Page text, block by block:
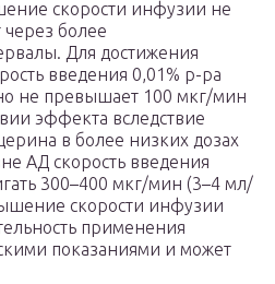
скорости инфузии не
более
Для достижения
введения 0,01% р-ра
не превышает 100 мкг/мин
эффекта вследствие
в более низких дозах
АД скорость введения
300–400 мкг/мин (3–4 мл/
скорости инфузии
применения
показаниями и может